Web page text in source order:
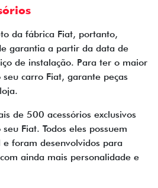
da fábrica Fiat, portanto,
garantia a partir da data de
de instalação. Para ter o maior
carro Fiat, garante peças
de 500 acessórios exclusivos
Fiat. Todos eles possuem
foram desenvolvidos para
ainda mais personalidade e